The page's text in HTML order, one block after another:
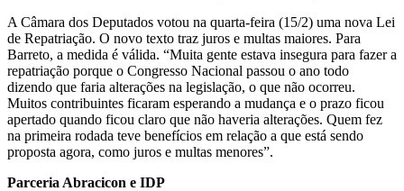
A Câmara dos Deputados votou na quarta-feira (15/2) uma nova Lei
de Repatriação. O novo texto traz juros e multas maiores. Para
Barreto, a medida é válida. “Muita gente estava insegura para fazer a
repatriação porque o Congresso Nacional passou o ano todo
dizendo que faria alterações na legislação, o que não ocorreu.
Muitos contribuintes ficaram esperando a mudança e o prazo ficou
apertado quando ficou claro que não haveria alterações. Quem fez
na primeira rodada teve benefícios em relação a que está sendo
proposta agora, como juros e multas menores”.
Parceria Abracicon e IDP